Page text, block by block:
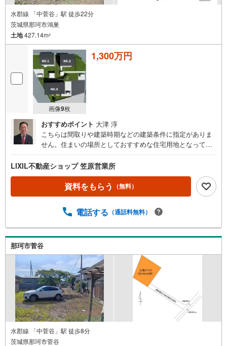
水郡線 「中菅谷」駅 徒歩22分
茨城県那珂市鴻巣
土地427.14m2
画像9枚
1,300万円
おすすめポイント 大津 淳
こちらは間取りや建築時期などの建築条件に指定がありま
せん。住まいの場所としておすすめな住宅用地となってい
をお考えの方に好条件の売地が多数あります。当社は知識
豊富なスタッフの対応力が自慢です。ぜひお客様の不動産
探しに対するご希望やこだわりをお聞かせください。プロ
の知識でもって全力でサポートいたします。
LIXIL不動産ショップ 笠原営業所
資料をもらう （無料）
電話する （通話料無料）
那珂市菅谷
水郡線 「中菅谷」駅 徒歩8分
茨城県那珂市菅谷